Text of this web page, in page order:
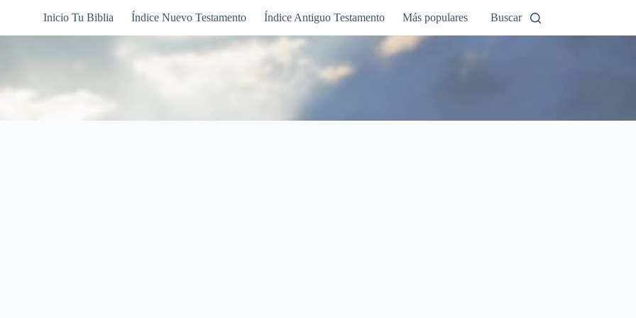
Inicio Tu Biblia Índice Nuevo Testamento Índice Antiguo Testamento Más populares Buscar